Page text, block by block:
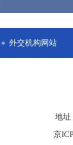
外交机构网站
地址
京